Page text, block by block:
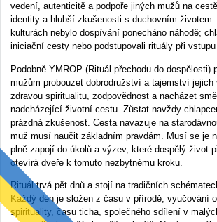
vedení, autenticitě a podpoře jiných mužů na
identity a hlubší zkušenosti s duchovním
kulturách nebylo dospívání ponecháno náhodě;
iniciační cesty nebo podstupovali rituály při
Podobně YMROP (Rituál přechodu do dospělosti)
mužům probouzet dobrodružství a tajemství jejich
zdravou spiritualitu, zodpovědnost a nacházet
nadcházející životní cestu. Zůstat navždy
prázdná zkušenost. Cesta navazuje na
muž musí naučit základním pravdám. Musí se je
plně zapojí do úkolů a výzev, které dospělý život
otevírá dveře k tomuto nezbytnému kroku.
Rituál trvá pět dnů a stojí na tradičních
Každý den je složen z času v přírodě, vyučování
spirituality, času ticha, společného sdílení v